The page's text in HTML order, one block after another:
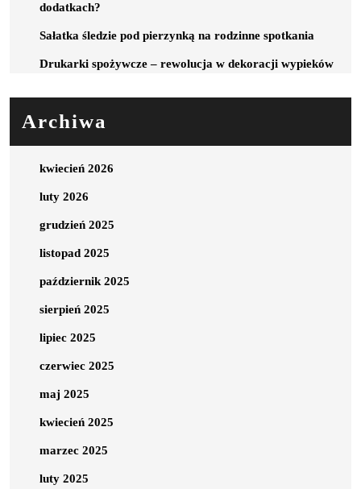
dodatkach?
Sałatka śledzie pod pierzynką na rodzinne spotkania
Drukarki spożywcze – rewolucja w dekoracji wypieków
Archiwa
kwiecień 2026
luty 2026
grudzień 2025
listopad 2025
październik 2025
sierpień 2025
lipiec 2025
czerwiec 2025
maj 2025
kwiecień 2025
marzec 2025
luty 2025